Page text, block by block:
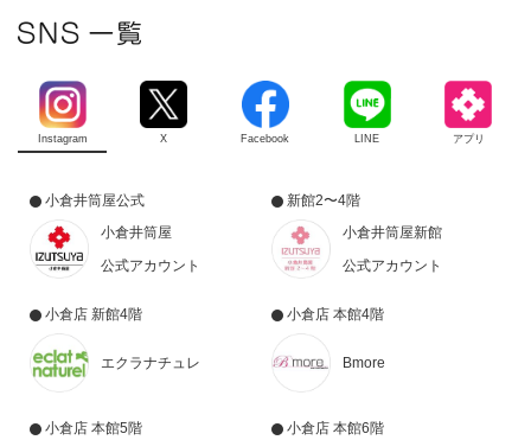
Instagram X Facebook LINE アプリ
小倉井筒屋公式
小倉井筒屋
公式アカウント
新館2〜4階
小倉井筒屋新館
公式アカウント
小倉店 新館4階
エクラナチュレ
小倉店 本館4階
Bmore
小倉店 本館5階 小倉店 本館6階